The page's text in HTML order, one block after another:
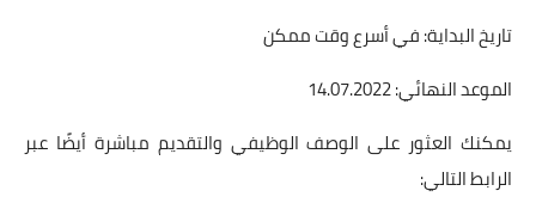
تاريخ البداية: في أسرع وقت ممكن
الموعد النهائي: 14.07.2022
يمكنك العثور على الوصف الوظيفي والتقديم مباشرة أيضًا عبر
الرابط التالي: